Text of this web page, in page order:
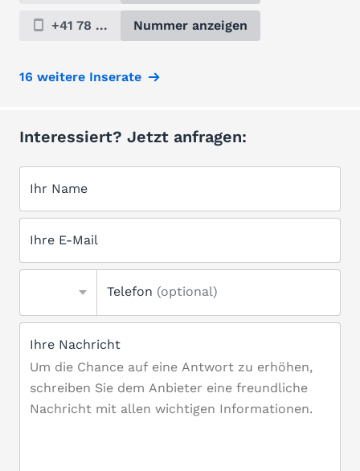
+41 78 ... Nummer anzeigen
16 weitere Inserate
Interessiert? Jetzt anfragen:
Ihr Name
Ihre E-Mail
Telefon (optional)
Ihre Nachricht